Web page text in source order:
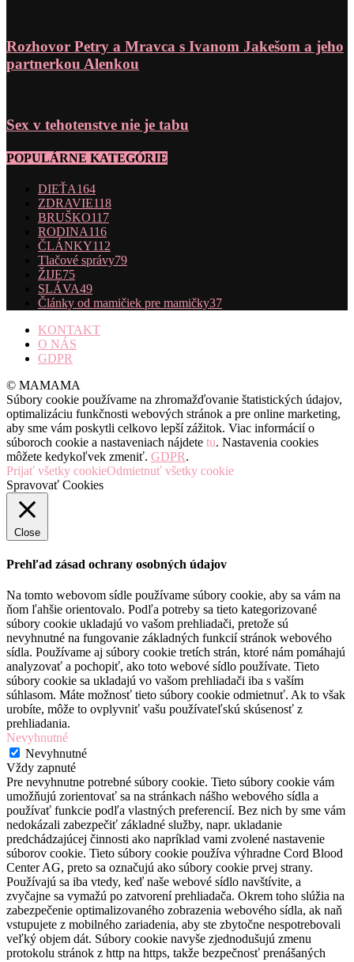
Rozhovor Petry a Mravca s Ivanom Jakešom a jeho
partnerkou Alenkou
Sex v tehotenstve nie je tabu
POPULÁRNE KATEGÓRIE
DIEŤA164
ZDRAVIE118
BRUŠKO117
RODINA116
ČLÁNKY112
Tlačové správy79
ŽIJE75
SLÁVA49
Články od mamičiek pre mamičky37
KONTAKT
O NÁS
GDPR
© MAMAMA
Súbory cookie používame na zhromažďovanie štatistických údajov,
optimalizáciu funkčnosti webových stránok a pre online marketing,
aby sme vám poskytli celkovo lepší zážitok. Viac informácií o
súboroch cookie a nastaveniach nájdete tu. Nastavenia cookies
môžete kedykoľvek zmeniť. GDPR.
Prijať všetky cookieOdmietnuť všetky cookie
Spravovať Cookies
Close
Prehľad zásad ochrany osobných údajov
Na tomto webovom sídle používame súbory cookie, aby sa vám na
ňom ľahšie orientovalo. Podľa potreby sa tieto kategorizované
súbory cookie ukladajú vo vašom prehliadači, pretože sú
nevyhnutné na fungovanie základných funkcií stránok webového
sídla. Používame aj súbory cookie tretích strán, ktoré nám pomáhajú
analyzovať a pochopiť, ako toto webové sídlo používate. Tieto
súbory cookie sa ukladajú vo vašom prehliadači iba s vaším
súhlasom. Máte možnosť tieto súbory cookie odmietnuť. Ak to však
urobíte, môže to ovplyvniť vašu používateľskú skúsenosť z
prehliadania.
Nevyhnutné
Nevyhnutné
Vždy zapnuté
Pre nevyhnutne potrebné súbory cookie. Tieto súbory cookie vám
umožňujú zorientovať sa na stránkach nášho webového sídla a
používať funkcie podľa vlastných preferencií. Bez nich by sme vám
nedokázali zabezpečiť základné služby, napr. ukladanie
predchádzajúcej činnosti ako napríklad vami zvolené nastavenie
súborov cookie. Tieto súbory cookie používa výhradne Cord Blood
Center AG, preto sa označujú ako súbory cookie prvej strany.
Používajú sa iba vtedy, keď naše webové sídlo navštívite, a
zvyčajne sa vymažú po zatvorení prehliadača. Okrem toho slúžia na
zabezpečenie optimalizovaného zobrazenia webového sídla, ak naň
vstupujete z mobilného zariadenia, aby ste zbytočne nespotrebovali
veľký objem dát. Súbory cookie navyše zjednodušujú zmenu
protokolu stránok z http na https, takže bezpečnosť prenášaných